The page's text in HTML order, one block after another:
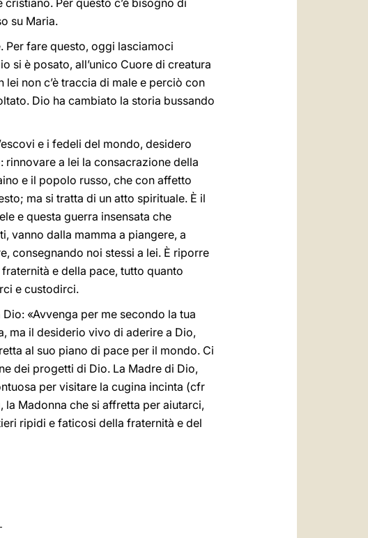
Per questo c’è bisogno di
su Maria.
Per fare questo, oggi lasciamoci
si è posato, all’unico Cuore di creatura
non c’è traccia di male e perciò con
Dio ha cambiato la storia bussando
e i fedeli del mondo, desidero
a lei la consacrazione della
e il popolo russo, che con affetto
ma si tratta di un atto spirituale. È il
e questa guerra insensata che
vanno dalla mamma a piangere, a
consegnando noi stessi a lei. È riporre
e della pace, tutto quanto
e custodirci.
«Avvenga per me secondo la tua
ma il desiderio vivo di aderire a Dio,
al suo piano di pace per il mondo. Ci
dei progetti di Dio. La Madre di Dio,
per visitare la cugina incinta (cfr
la Madonna che si affretta per aiutarci,
ripidi e faticosi della fraternità e del